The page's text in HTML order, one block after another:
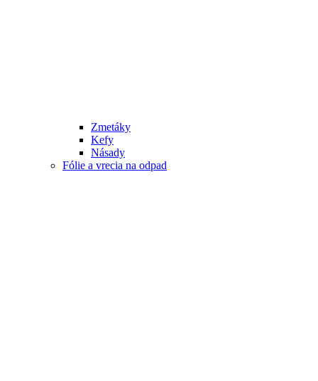
Zmetáky
Kefy
Násady
Fólie a vrecia na odpad